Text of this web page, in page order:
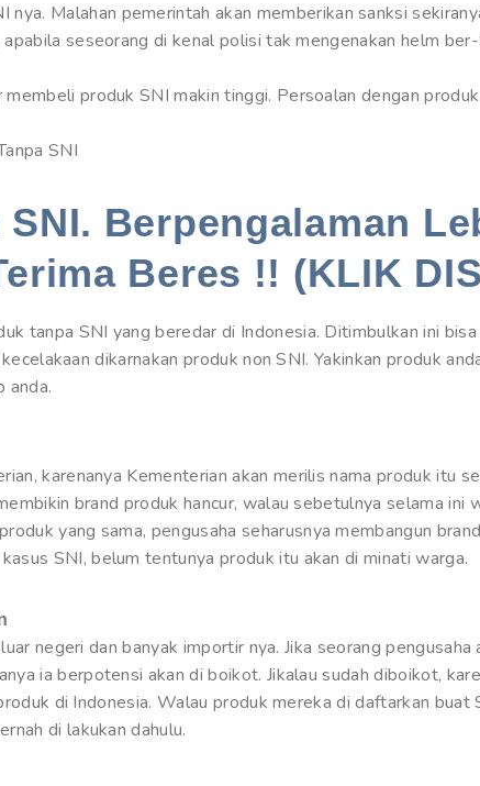
Malahan pemerintah akan memberikan sanksi
seseorang di kenal polisi tak mengenakan helm
produk SNI makin tinggi. Persoalan dengan
SNI
Berpengalaman
Beres !! (KLIK
tanpa SNI yang beredar di Indonesia. Ditimbulkan ini
dikarnakan produk non SNI. Yakinkan produk
anda.
karenanya Kementerian akan merilis nama produk itu
brand produk hancur, walau sebetulnya selama ini
yang sama, pengusaha seharusnya membangun
SNI, belum tentunya produk itu akan di minati warga.
negeri dan banyak importir nya. Jika seorang
ia berpotensi akan di boikot. Jikalau sudah diboikot,
di Indonesia. Walau produk mereka di daftarkan buat
di lakukan dahulu.